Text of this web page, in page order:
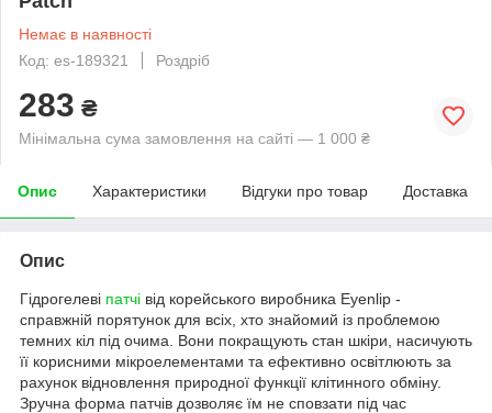
Немає в наявності
Код: es-189321
Роздріб
283 ₴
Мінімальна сума замовлення на сайті — 1 000 ₴
Опис Характеристики Відгуки про товар Доставка
Опис
Гідрогелеві патчі від корейського виробника Eyenlip -
справжній порятунок для всіх, хто знайомий із проблемою
темних кіл під очима. Вони покращують стан шкіри, насичують
її корисними мікроелементами та ефективно освітлюють за
рахунок відновлення природної функції клітинного обміну.
Зручна форма патчів дозволяє їм не сповзати під час